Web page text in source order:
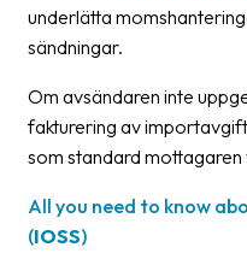
Om
Fraktjakt
Pressrum
Medarbetare
underlätta
sändningar.
Om avsändaren inte
fakturering av
som standard mottagaren
All you need to know
(IOSS)